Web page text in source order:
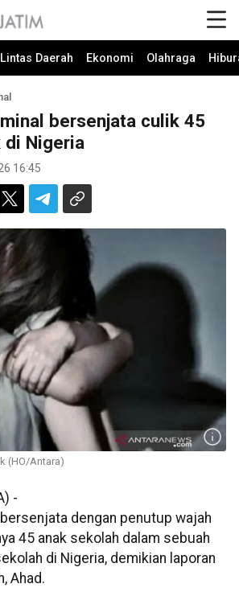
Lintas Daerah Ekonomi Olahraga
bersenjata culik 45
Nigeria
16:45
(HO/Antara)
-
dengan penutup wajah
45 anak sekolah dalam sebuah
di Nigeria, demikian laporan
Ahad.